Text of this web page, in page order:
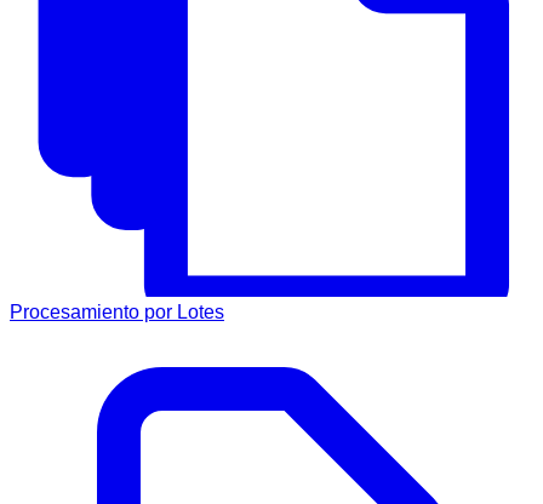
Procesamiento por Lotes